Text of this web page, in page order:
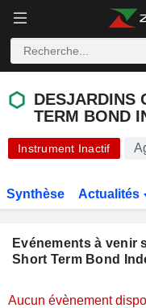
DESJARDINS
TERM BOND
Instrument Inactif
Synthèse Actualités
Evénements à venir
Short Term Bond
Aucun évènement